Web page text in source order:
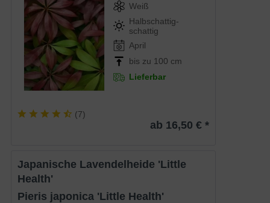
Weiß
Halbschattig-
schattig
April
bis zu 100 cm
Lieferbar
(7)
ab 16,50 € *
Japanische Lavendelheide 'Little
Health'
Pieris japonica 'Little Health'